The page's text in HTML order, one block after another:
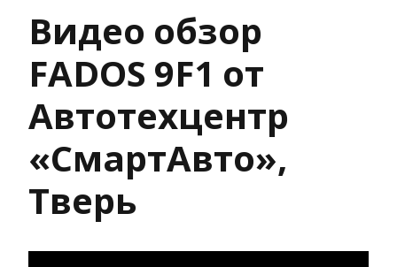
Видео обзор
FADOS 9F1 от
Автотехцентр
«СмартАвто»,
Тверь